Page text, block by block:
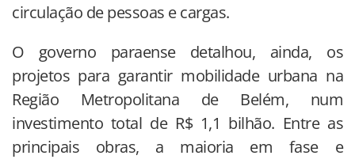
circulação de pessoas e cargas.
O governo paraense detalhou, ainda, os
projetos para garantir mobilidade urbana na
Região Metropolitana de Belém, num
investimento total de R$ 1,1 bilhão. Entre as
principais obras, a maioria em fase e